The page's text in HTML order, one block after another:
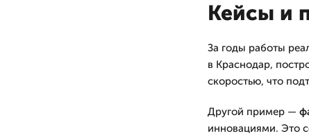
Кейсы и
За годы работы
в Краснодар,
скоростью, что
Другой пример —
инновациями. Это